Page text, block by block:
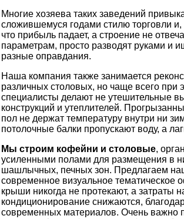
Многие хозяева таких заведений
сложившемуся годами стилю торговли и,
что прибыль падает, а строение не
параметрам, просто разводят руками и
разные оправдания.
Наша компания также занимается
различных столовых, но чаще всего при
специалисты делают не утешительные
конструкций и утеплителей.
пол не держат температуру внутри ни
потолочные балки пропускают воду, а
Мы строим кофейни и столовые,
усиленными полами для размещения в
шашлычных, печных зон. Предлагаем
современное визуальное
крыши никогда не протекают, а затраты
кондиционирование снижаются,
современных материалов. Очень важно